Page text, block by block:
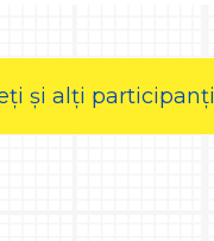
și alți participanți